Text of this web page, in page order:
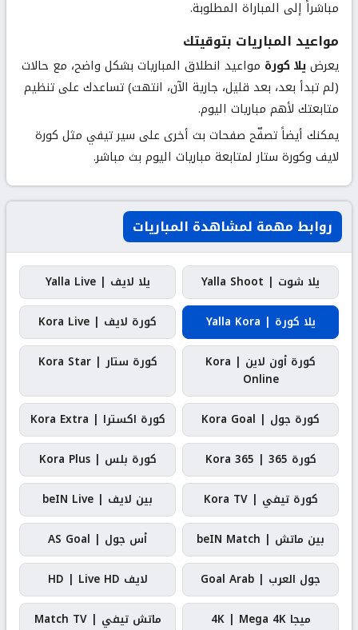
مباشراً إلى المباراة المطلوبة.
مواعيد المباريات بتوقيتك
يعرضيلا كورة مواعيد انطلاق المباريات بشكل واضح، مع حالات
(لم تبدأ بعد، بعد قليل، جارية الآن، انتهت) تساعدك على تنظيم
متابعتك لأهم مباريات اليوم.
يمكنك أيضاً تصفّح صفحات بث أخرى على سير تيفي مثل كورة
لايف وكورة ستارلمتابعة مباريات اليوم بث مباشر.
روابط مهمة لمشاهدة المباريات
يلا شوت | Yalla Shoot
يلا لايف | Yalla Live
يلا كورة | Yalla Kora
كورة لايف | Kora Live
كورة أون لاين | Kora
Online
كورة ستار | Kora Star
كورة جول | Kora Goal
كورة اكسترا | Kora Extra
كورة 365 | Kora 365
كورة بلس | Kora Plus
كورة تيفي | Kora TV
بين لايف | beIN Live
بين ماتش | beIN Match
أس جول | AS Goal
جول العرب | Goal Arab
لايف HD | Live HD
ميجا 4K | Mega 4K
ماتش تيفي | Match TV